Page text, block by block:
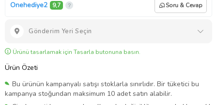
Onehediye2 9,7 Soru & Cevap
Gönderim Yeri Seçin
Ürünü tasarlamak için Tasarla butonuna basın.
Ürün Özeti
Bu ürünün kampanyalı satışı stoklarla sınırlıdır. Bir tüketici bu
kampanya stoğundan maksimum 10 adet satın alabilir.